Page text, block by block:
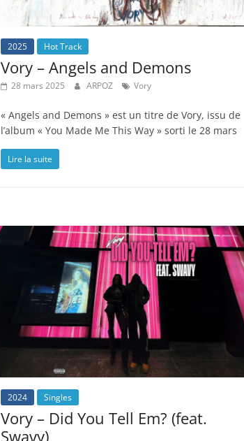
2025 Hot Track
Vory – Angels and Demons
28 mars 2025 ARPOZ Vory
« Angels and Demons » est un titre de Vory, issu de
l’album « You Made Me This Way » sorti le 28 mars
Lire la suite
2024 Singles
Vory – Did You Tell Em? (feat.
Swavy)